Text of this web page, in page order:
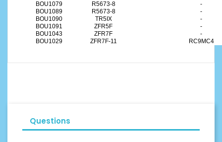
BOU1079
R5673-8
-
BOU1089
R5673-8
-
BOU1090
TR5IX
-
BOU1091
ZFR5F
-
BOU1043
ZFR7F
-
BOU1029
ZFR7F-11 RC9MC4
Questions